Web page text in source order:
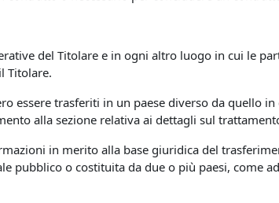
del Titolare e in ogni altro luogo in cui le
Titolare.
essere trasferiti in un paese diverso da quello
alla sezione relativa ai dettagli sul
in merito alla base giuridica del
pubblico o costituita da due o più paesi, come